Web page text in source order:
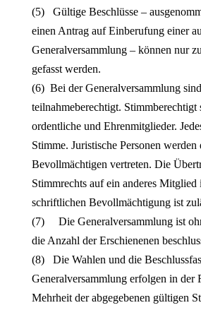
(5) Gültige Beschlüsse –
einen Antrag auf Einberufung einer
Generalversammlung – können nur
gefasst werden.
(6) Bei der Generalversammlung
teilnahmeberechtigt. Stimmberechtigt
ordentliche und Ehrenmitglieder.
Stimme. Juristische Personen werden
Bevollmächtigen vertreten. Die
Stimmrechts auf ein anderes Mitglied
schriftlichen Bevollmächtigung ist
(7) Die Generalversammlung ist
die Anzahl der Erschienenen
(8) Die Wahlen und die
Generalversammlung erfolgen in der
Mehrheit der abgegebenen gültigen